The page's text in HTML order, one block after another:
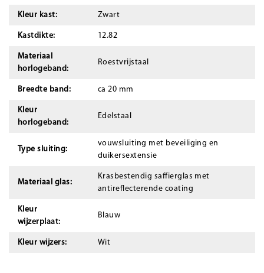
Kleur kast: Zwart
Kastdikte: 12.82
Materiaal
horlogeband:
Roestvrijstaal
Breedte band: ca 20 mm
Kleur
horlogeband:
Edelstaal
Type sluiting:
vouwsluiting met beveiliging en
duikersextensie
Materiaal glas:
Krasbestendig saffierglas met
antireflecterende coating
Kleur
wijzerplaat:
Blauw
Kleur wijzers: Wit